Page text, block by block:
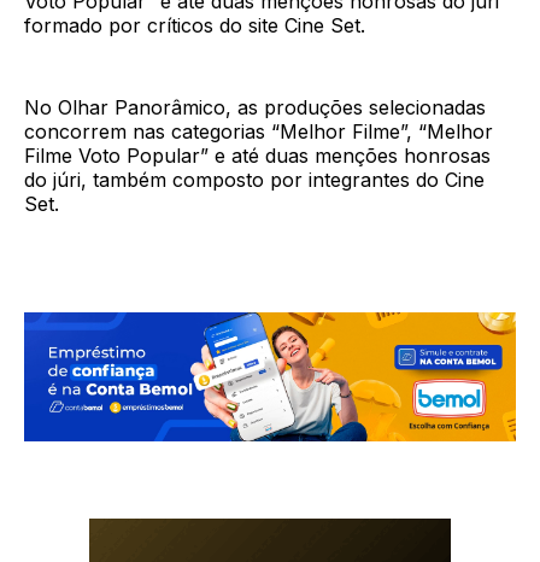
formado por críticos do site Cine Set.
No Olhar Panorâmico, as produções selecionadas
concorrem nas categorias “Melhor Filme”, “Melhor
Filme Voto Popular” e até duas menções honrosas
do júri, também composto por integrantes do Cine
Set.